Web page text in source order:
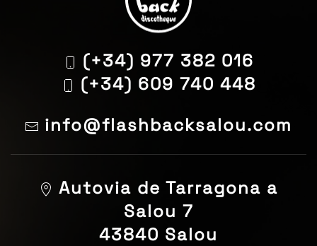
(+34) 977 382 016
(+34) 609 740 448
info@flashbacksalou.com
Autovia de Tarragona a
Salou 7
43840 Salou